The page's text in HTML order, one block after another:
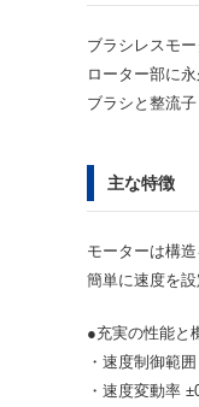
ブラシレスモ
ローター部に
ブラシと整流
主な特徴
モーターは構
簡単に速度を設
●充実の性能と
・速度制御範
・速度変動率